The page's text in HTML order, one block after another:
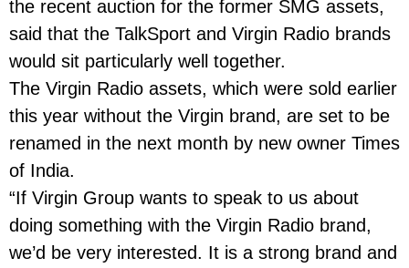
the recent auction for the former SMG assets,
said that the TalkSport and Virgin Radio brands
would sit particularly well together.
The Virgin Radio assets, which were sold earlier
this year without the Virgin brand, are set to be
renamed in the next month by new owner Times
of India.
“If Virgin Group wants to speak to us about
doing something with the Virgin Radio brand,
we’d be very interested. It is a strong brand and